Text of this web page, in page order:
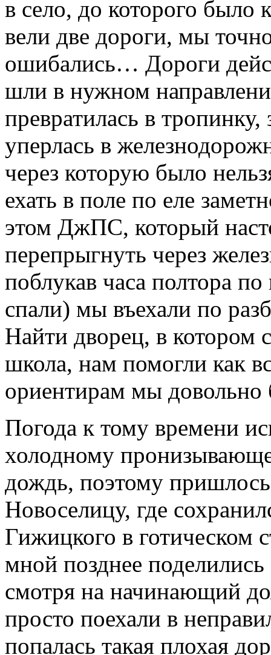
в село, до которого было
вели две дороги, мы
ошибались… Дороги
шли в нужном
превратилась в
уперлась в
через которую было
ехать в поле по еле
этом ДжПС, который
перепрыгнуть через
поблукав часа полтора
спали) мы въехали по
Найти дворец, в котором
школа, нам помогли как
ориентирам мы
Погода к тому времени
холодному
дождь, поэтому пришлось
Новоселицу, где
Гижицкого в готическом
мной позднее
смотря на начинающий
просто поехали в
попалась такая плохая